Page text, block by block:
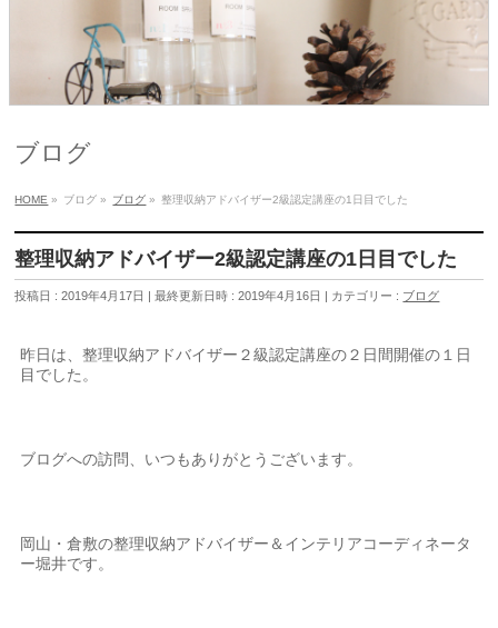
ブログ
HOME » ブログ » ブログ » 整理収納アドバイザー2級認定講座の1日目でした
整理収納アドバイザー2級認定講座の1日目でした
投稿日 : 2019年4月17日 最終更新日時 : 2019年4月16日 カテゴリー : ブログ
昨日は、整理収納アドバイザー２級認定講座の２日間開催の１日
目でした。
ブログへの訪問、いつもありがとうございます。
岡山・倉敷の整理収納アドバイザー＆インテリアコーディネータ
ー堀井です。